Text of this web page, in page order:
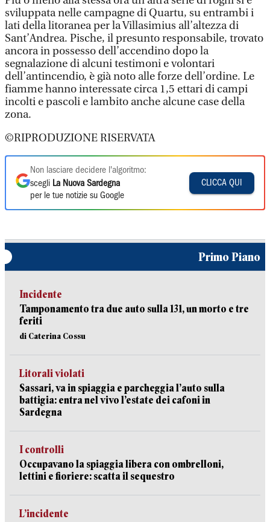
sviluppata nelle campagne di Quartu, su entrambi i
lati della litoranea per la Villasimius all’altezza di
Sant’Andrea. Pische, il presunto responsabile, trovato
ancora in possesso dell’accendino dopo la
segnalazione di alcuni testimoni e volontari
dell’antincendio, è già noto alle forze dell’ordine. Le
fiamme hanno interessate circa 1,5 ettari di campi
incolti e pascoli e lambito anche alcune case della
zona.
©RIPRODUZIONE RISERVATA
Non lasciare decidere l'algoritmo:
scegli La Nuova Sardegna
per le tue notizie su Google
CLICCA QUI
Primo Piano
Incidente
Tamponamento tra due auto sulla 131, un morto e tre
feriti
di Caterina Cossu
Litorali violati
Sassari, va in spiaggia e parcheggia l’auto sulla
battigia: entra nel vivo l’estate dei cafoni in
Sardegna
I controlli
Occupavano la spiaggia libera con ombrelloni,
lettini e fioriere: scatta il sequestro
L’incidente